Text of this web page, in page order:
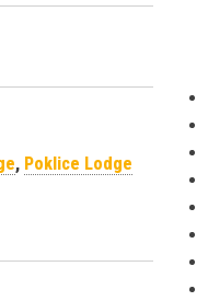
, Poklice Lodge